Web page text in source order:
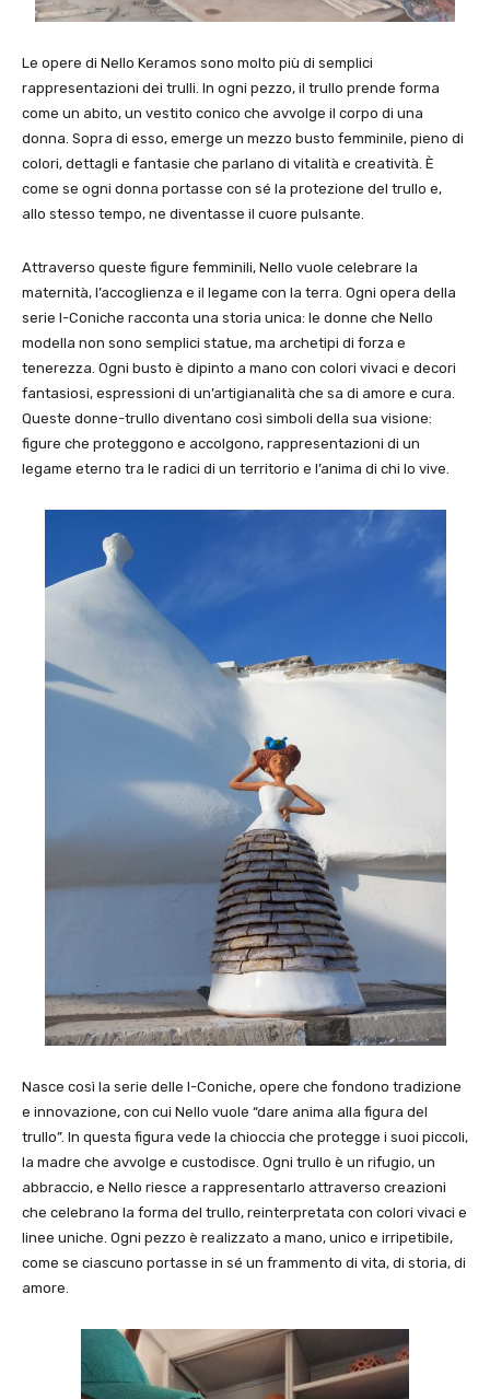
Le opere di Nello Keramos sono molto più di semplici
rappresentazioni dei trulli. In ogni pezzo, il trullo prende forma
come un abito, un vestito conico che avvolge il corpo di una
donna. Sopra di esso, emerge un mezzo busto femminile, pieno di
colori, dettagli e fantasie che parlano di vitalità e creatività. È
come se ogni donna portasse con sé la protezione del trullo e,
allo stesso tempo, ne diventasse il cuore pulsante.
Attraverso queste figure femminili, Nello vuole celebrare la
maternità, l’accoglienza e il legame con la terra. Ogni opera della
serie I-Coniche racconta una storia unica: le donne che Nello
modella non sono semplici statue, ma archetipi di forza e
tenerezza. Ogni busto è dipinto a mano con colori vivaci e decori
fantasiosi, espressioni di un’artigianalità che sa di amore e cura.
Queste donne-trullo diventano così simboli della sua visione:
figure che proteggono e accolgono, rappresentazioni di un
legame eterno tra le radici di un territorio e l’anima di chi lo vive.
Nasce così la serie delle I-Coniche, opere che fondono tradizione
e innovazione, con cui Nello vuole “dare anima alla figura del
trullo”. In questa figura vede la chioccia che protegge i suoi piccoli,
la madre che avvolge e custodisce. Ogni trullo è un rifugio, un
abbraccio, e Nello riesce a rappresentarlo attraverso creazioni
che celebrano la forma del trullo, reinterpretata con colori vivaci e
linee uniche. Ogni pezzo è realizzato a mano, unico e irripetibile,
come se ciascuno portasse in sé un frammento di vita, di storia, di
amore.